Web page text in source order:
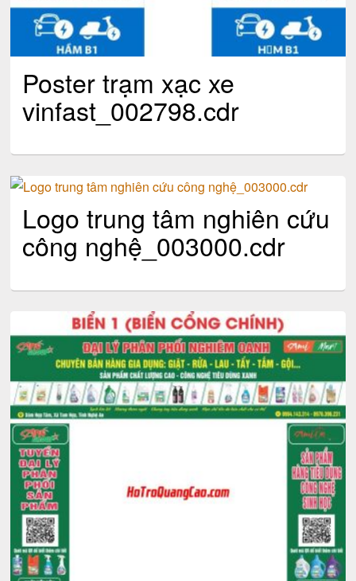
Poster trạm xạc xe
vinfast_002798.cdr
Logo trung tâm nghiên cứu
công nghệ_003000.cdr